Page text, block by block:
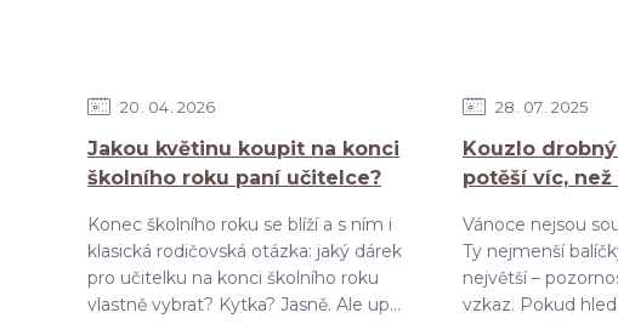
20 04 2026
Jakou květinu koupit na konci
školního roku paní učitelce?
Konec školního roku se blíží a s ním i
klasická rodičovská otázka: jaký dárek
pro učitelku na konci školního roku
vlastně vybrat? Kytka? Jasně. Ale up...
28 07 2025
Kouzlo
potěší víc,
Vánoce nejsou
Ty nejmenší
největší –
vzkaz. Pokud